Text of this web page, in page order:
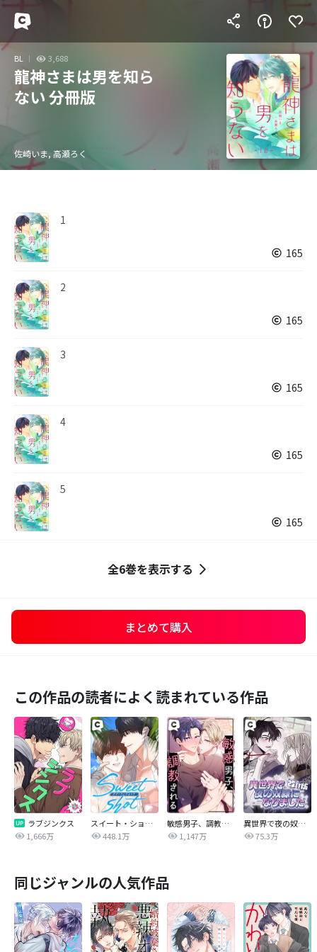
BL 3,688
龍神さまは男を知ら
ない 分冊版
佐崎いま, 高瀬ろく
1
165
2
165
3
165
4
165
5
165
全6巻を表示する
まとめて購入
この作品の読者によく読まれている作品
ラブジンクス
1,666万
スイート・ショット
448.1万
敏感男子、調教される
1,147万
異世界で夜の奴隷になりました【改訂版】
75.3万
同じジャンルの人気作品